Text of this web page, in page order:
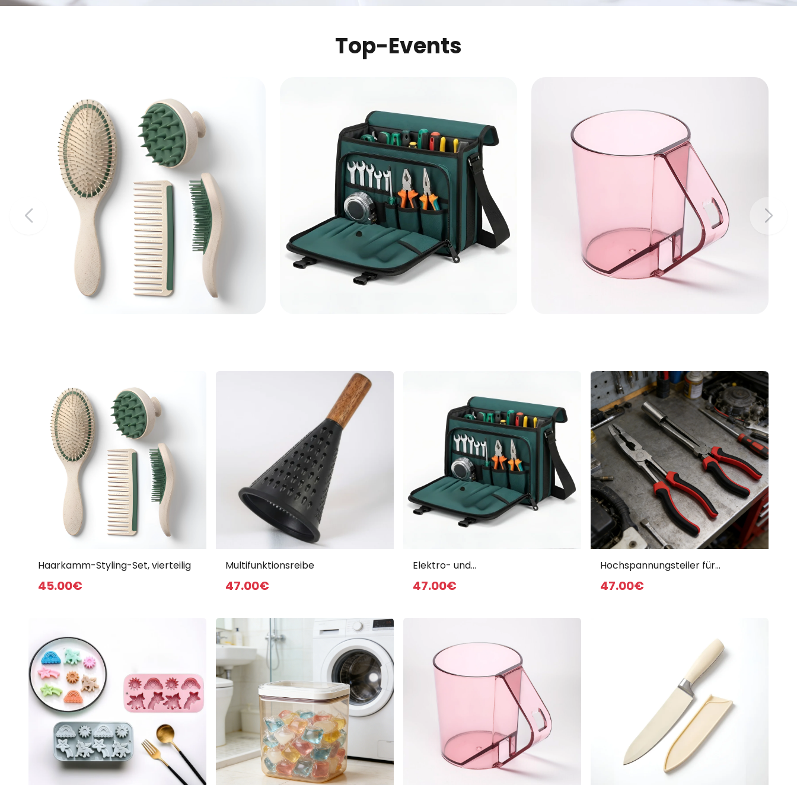
Top-Events
Alle Produkte Neuheiten Empfohlene Produkte
Haarkamm-Styling-Set, vierteilig
45.00€
Multifunktionsreibe
47.00€
Elektro- und
Holzbearbeitungswerkzeugsatz
47.00€
Hochspannungsteiler für
Kraftfahrzeuge
47.00€